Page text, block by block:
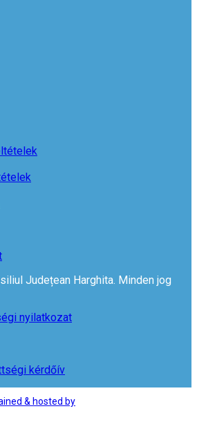
Județean Harghita. Minden jog
nyilatkozat
kérdőív
& hosted by